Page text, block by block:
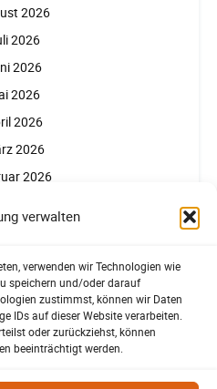
verwalten
verwenden wir Technologien wie
speichern und/oder darauf
zustimmst, können wir Daten
IDs auf dieser Website verarbeiten.
oder zurückziehst, können
beeinträchtigt werden.
2026
2026
2026
2026
2026
2026
2026